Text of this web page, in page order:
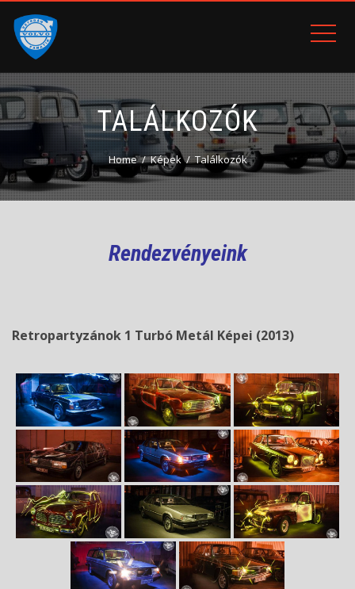
TALÁLKOZÓK
Home Képek Találkozók
Rendezvényeink
Retropartyzánok 1 Turbó Metál Képei (2013)